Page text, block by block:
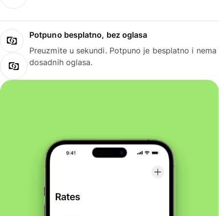
Potpuno besplatno, bez oglasa
Preuzmite u sekundi. Potpuno je besplatno i nema
dosadnih oglasa.